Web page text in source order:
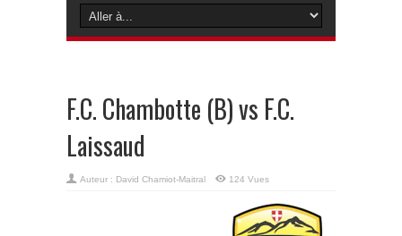
F.C. Chambotte (B) vs F.C.
Laissaud
Auteur : David Chamiot-Maitral 124 Vues